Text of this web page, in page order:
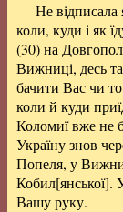
Не
коли, куди і як
(30) на
Вижниці, десь
бачити Вас чи
коли й куди
Коломиї вже не
Україну знов
Попеля, у
Кобил[янської].
Вашу руку.